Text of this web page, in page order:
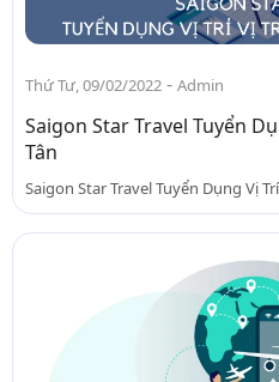
Thứ Tư, 09/02/2022 - Admin
Saigon Star Travel Tuyển
Tân
Saigon Star Travel Tuyển Dụng Vị